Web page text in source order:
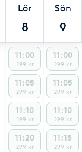
Lör
8
Sön
9
11:00
299 kr
11:05
299 kr
11:10
299 kr
11:20
299 kr
11:00
299 kr
11:05
299 kr
11:10
299 kr
11:15
299 kr